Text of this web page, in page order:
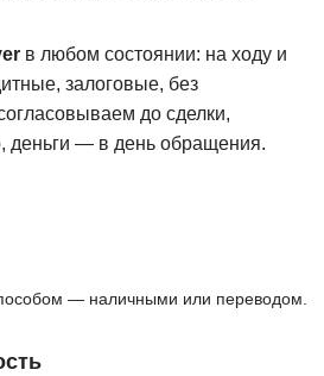
в любом состоянии: на ходу и
залоговые, без
до сделки,
деньги — в день обращения.
— наличными или переводом.